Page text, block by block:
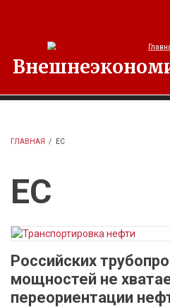
ГЛАВНАЯ / ЕС
ЕС
Российских
мощностей не
переориентации